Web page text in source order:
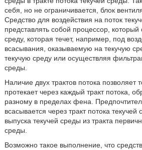
себя, но не ограничивается, блок
Средство для воздействия на поток
представлять собой процессор, который
среду, которая течет, например, под
всасывания, оказываемую на текучую
текучую среду или осуществляя
среды.
Наличие двух трактов потока позволяет
протекает через каждый тракт потока,
разному в пределах фена.
всасывается через тракт потока
выпуска текучей среды из тракта
среды.
Возможно такое выполнение, что